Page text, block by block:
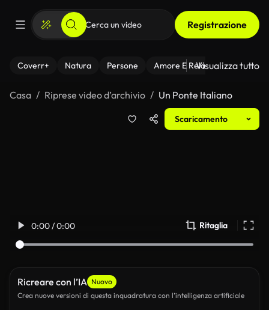
Registrazione
Coverr+ Natura Persone Amore E Relazioni Il
Visualizza tutto
Casa Riprese video d’archivio Un Ponte Italiano
Scaricamento
0:00 / 0:00 Ritaglia
Ricreare con l’IA Nuovo
Crea nuove versioni di questa inquadratura con l’intelligenza artificiale